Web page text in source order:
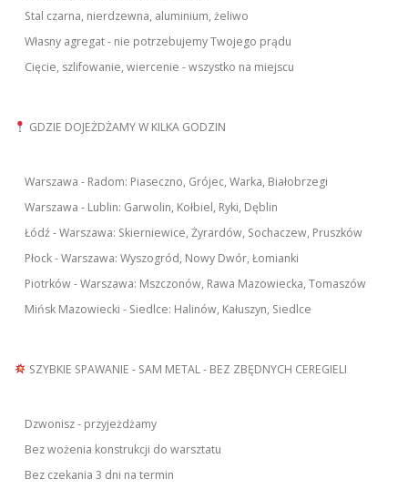
Stal czarna, nierdzewna, aluminium, żeliwo
Własny agregat - nie potrzebujemy Twojego prądu
Cięcie, szlifowanie, wiercenie - wszystko na miejscu
GDZIE DOJEŻDŻAMY W KILKA GODZIN
Warszawa - Radom: Piaseczno, Grójec, Warka, Białobrzegi
Warszawa - Lublin: Garwolin, Kołbiel, Ryki, Dęblin
Łódź - Warszawa: Skierniewice, Żyrardów, Sochaczew, Pruszków
Płock - Warszawa: Wyszogród, Nowy Dwór, Łomianki
Piotrków - Warszawa: Mszczonów, Rawa Mazowiecka, Tomaszów
Mińsk Mazowiecki - Siedlce: Halinów, Kałuszyn, Siedlce
SZYBKIE SPAWANIE - SAM METAL - BEZ ZBĘDNYCH CEREGIELI
Dzwonisz - przyjeżdżamy
Bez wożenia konstrukcji do warsztatu
Bez czekania 3 dni na termin